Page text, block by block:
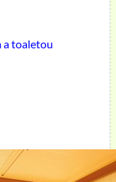
a toaletou